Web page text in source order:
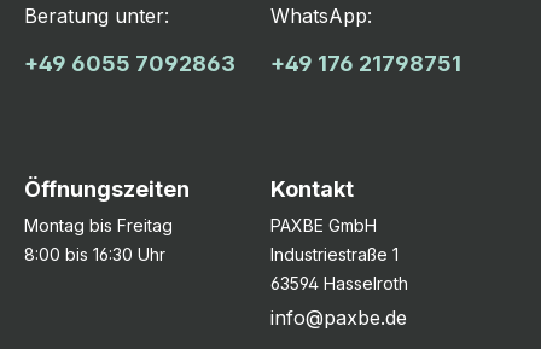
Beratung unter:
+49 6055 7092863
WhatsApp:
+49 176 21798751
Öffnungszeiten
Montag bis Freitag
8:00 bis 16:30 Uhr
Kontakt
PAXBE GmbH
Industriestraße 1
63594 Hasselroth
info@paxbe.de